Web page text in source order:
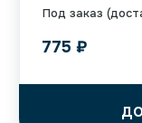
Под заказ
775 ₽